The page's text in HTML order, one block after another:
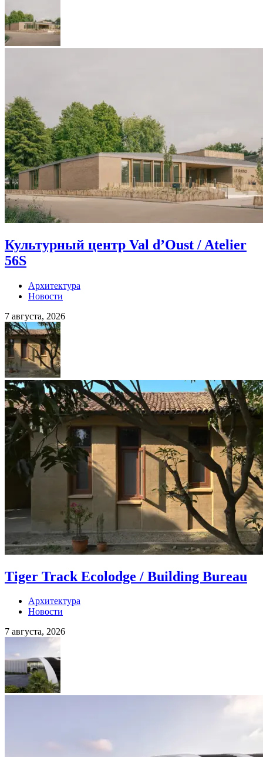
Культурный центр Val d’Oust / Atelier
56S
Архитектура
Новости
7 августа, 2026
Tiger Track Ecolodge / Building Bureau
Архитектура
Новости
7 августа, 2026